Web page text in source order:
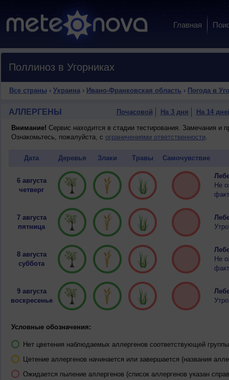
Главная
Поллиноз в Угорниках
Все страны › Украина› Ивано-Франковская область › Погода в
АЛЛЕРГЕНЫ Почасовой На 3 дня На 14
Внимание! Сервис находится в стадии тестирования. Замечания и
Ознакомьтесь, пожалуйста, с ограничениями ответственности.
Дата Деревья Злаки Травы Самочувствие
6 августа
четверг
Не
7 августа
пятница
8 августа
суббота
Не
9 августа
воскресенье
Условные обозначения:
Нет цветения наблюдаемых аллергенов соответствующей
Цетение аллергенов начинается или завершается (названия
Ожидается пыление аллергенов (список аллергенов указан